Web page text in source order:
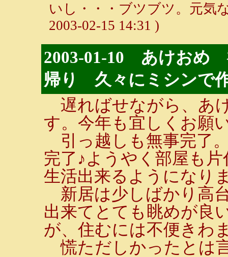
いし・・・ブツブツ。元気
2003-02-15 14:31 )
2003-01-10 あけおめ
帰り 久々にミシンで
遅ればせながら、あ
す。今年も宜しくお願
引っ越しも無事完了
完了♪ようやく部屋も
生活出来るようになり
新居は少しばかり高
出来てとても眺めが良
が、住むには不便きわ
慌ただしかったとは